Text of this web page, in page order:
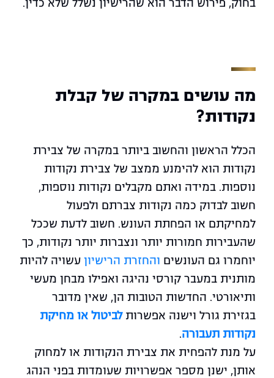
בחוק, פירוש הדבר הוא שהרישיון נשלל שלא כדין.
מה עושים במקרה של קבלת
נקודות?
הכלל הראשון והחשוב ביותר במקרה של צבירת
נקודות הוא להימנע ממצב של צבירת נקודות
נוספות. במידה ואתם מקבלים נקודות נוספות,
חשוב לבדוק כמה נקודות צברתם ולפעול
למחיקתם או הפחתת העונש. חשוב לדעת שככל
שהעבירות חמורות יותר ונצברות יותר נקודות, כך
יוחמרו גם העונשים והחזרת הרישיון עשויה להיות
מותנית במעבר קורסי נהיגה ואפילו מבחן מעשי
ותיאורטי. החדשות הטובות הן, שאין מדובר
בגזירת גורל וישנה אפשרותלביטול או מחיקת
נקודות תעבורה.
על מנת להפחית את צבירת הנקודות או למחוק
אותן, ישנן מספר אפשרויות שעומדות בפני הנהג